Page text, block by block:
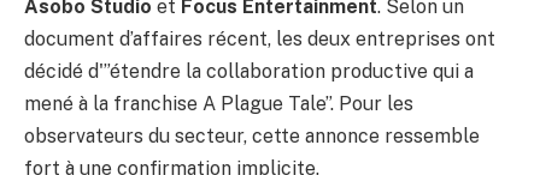
Asobo Studio et Focus Entertainment. Selon un
document d’affaires récent, les deux entreprises ont
décidé d'”étendre la collaboration productive qui a
mené à la franchise A Plague Tale”. Pour les
observateurs du secteur, cette annonce ressemble
fort à une confirmation implicite.